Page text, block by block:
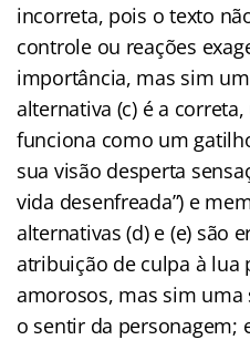
incorreta, pois o texto
controle ou reações
importância, mas sim
alternativa (c) é a
funciona como um
sua visão desperta
vida desenfreada”) e
alternativas (d) e (e) são
atribuição de culpa à lua
amorosos, mas sim
o sentir da personagem;